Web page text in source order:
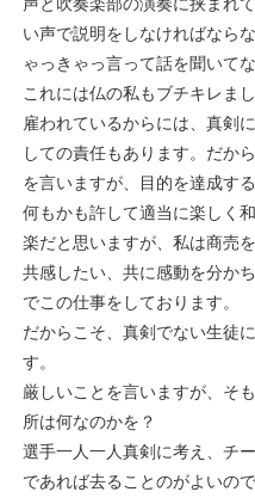
声と吹奏楽部の演奏に挟まれ
い声で説明をしなければなら
ゃっきゃっ言って話を聞いて
これには仏の私もブチキレまし
雇われているからには、真剣
しての責任もあります。だか
を言いますが、目的を達成す
何もかも許して適当に楽しく
楽だと思いますが、私は商売
共感したい、共に感動を分か
でこの仕事をしております。
だからこそ、真剣でない生徒
す。
厳しいことを言いますが、そ
所は何なのかを？
選手一人一人真剣に考え、チ
であれば去ることのがよいの